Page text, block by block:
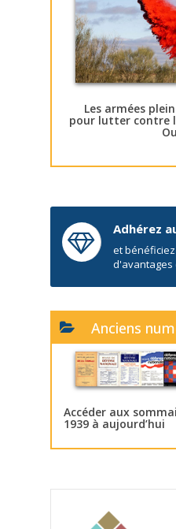
Les armées
pour lutter contre
Adhérez
et
d'avantages
Anciens
Accéder aux
1939 à aujourd’hui